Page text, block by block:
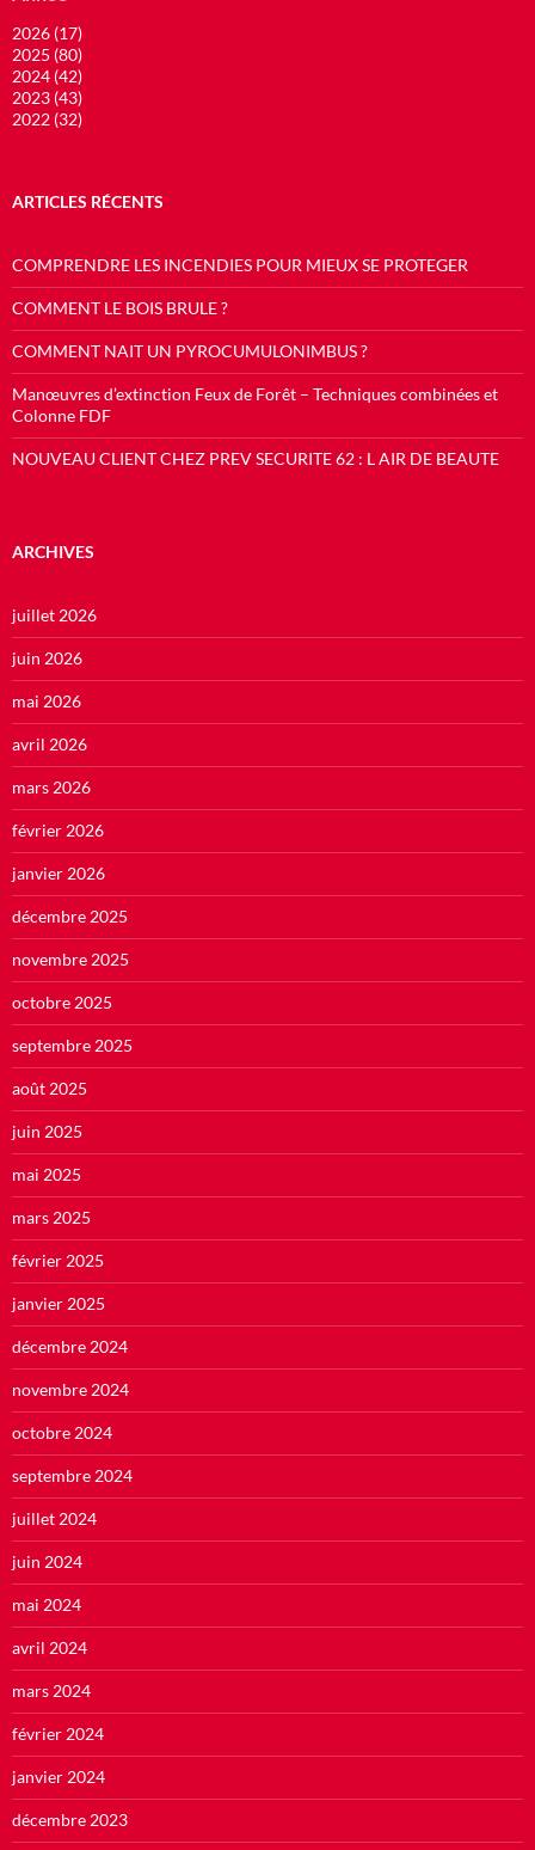
2026 (17)
2025 (80)
2024 (42)
2023 (43)
2022 (32)
ARTICLES RÉCENTS
COMPRENDRE LES INCENDIES POUR MIEUX SE PROTEGER
COMMENT LE BOIS BRULE ?
COMMENT NAIT UN PYROCUMULONIMBUS ?
Manœuvres d’extinction Feux de Forêt – Techniques combinées et
Colonne FDF
NOUVEAU CLIENT CHEZ PREV SECURITE 62 : L AIR DE BEAUTE
ARCHIVES
juillet 2026
juin 2026
mai 2026
avril 2026
mars 2026
février 2026
janvier 2026
décembre 2025
novembre 2025
octobre 2025
septembre 2025
août 2025
juin 2025
mai 2025
mars 2025
février 2025
janvier 2025
décembre 2024
novembre 2024
octobre 2024
septembre 2024
juillet 2024
juin 2024
mai 2024
avril 2024
mars 2024
février 2024
janvier 2024
décembre 2023